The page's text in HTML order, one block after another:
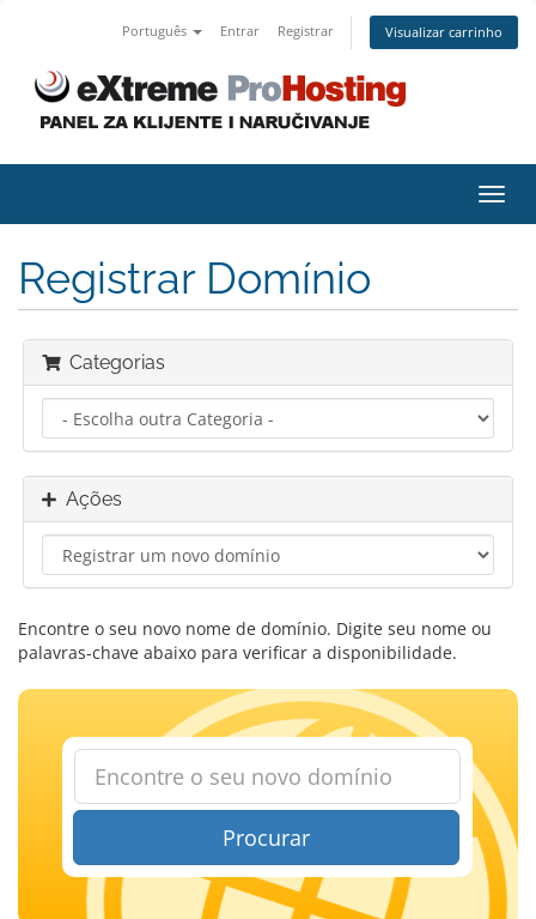
Português Entrar Registrar Visualizar carrinho
Registrar Domínio
Categorias
Ações
Encontre o seu novo nome de domínio. Digite seu nome ou
palavras-chave abaixo para verificar a disponibilidade.
Procurar